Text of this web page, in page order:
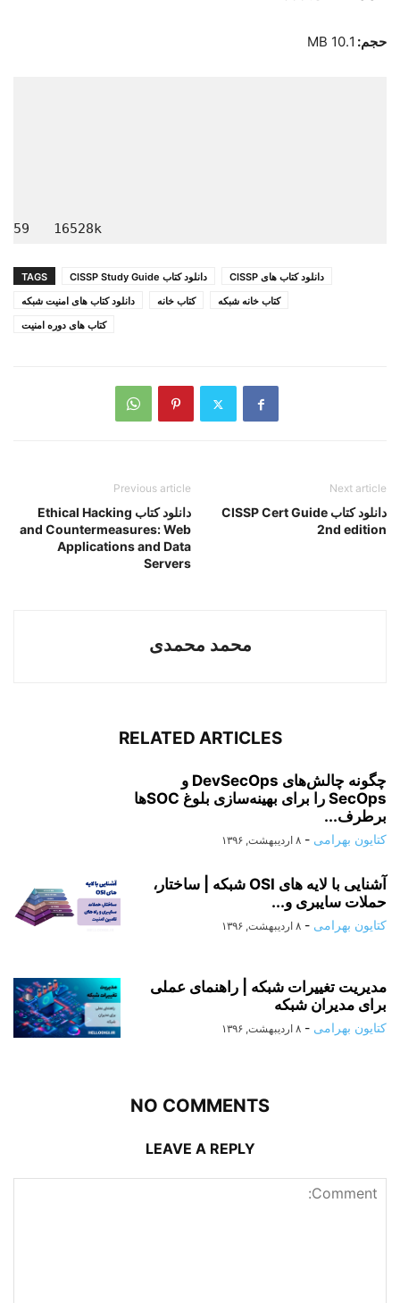
حجم: 10.1 MB
16528k
TAGS دانلود کتاب CISSP Study Guide
دانلود کتاب های CISSP
دانلود کتاب های امنیت شبکه
کتاب خانه
کتاب خانه شبکه
کتاب های دوره امنیت
Previous article
دانلود کتاب Ethical Hacking
and Countermeasures: Web
Applications and Data
Servers
Next article
دانلود کتاب CISSP Cert Guide
2nd edition
محمد محمدی
RELATED ARTICLES
چگونه چالش‌های DevSecOps و
SecOps را برای بهینه‌سازی بلوغ SOC‌ها
برطرف...
کتایون بهرامی - ۸ اردیبهشت, ۱۳۹۶
آشنایی با لایه های OSI شبکه | ساختار،
حملات سایبری و...
کتایون بهرامی - ۸ اردیبهشت, ۱۳۹۶
مدیریت تغییرات شبکه | راهنمای عملی
برای مدیران شبکه
کتایون بهرامی - ۸ اردیبهشت, ۱۳۹۶
NO COMMENTS
LEAVE A REPLY